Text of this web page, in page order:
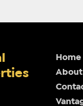
Home
About